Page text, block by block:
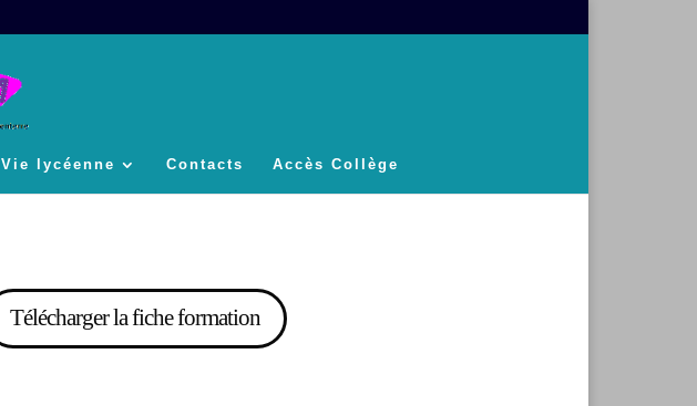
Vie lycéenne Contacts Accès Collège
Télécharger la fiche formation